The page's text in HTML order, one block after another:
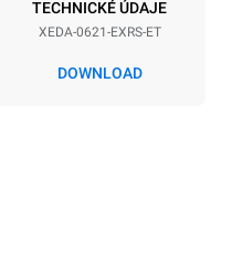
TECHNICKÉ ÚDAJE
XEDA-0621-EXRS-ET
DOWNLOAD